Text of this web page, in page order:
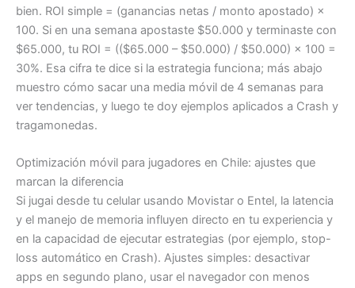
bien. ROI simple = (ganancias netas / monto apostado) ×
100. Si en una semana apostaste $50.000 y terminaste con
$65.000, tu ROI = (($65.000 – $50.000) / $50.000) × 100 =
30%. Esa cifra te dice si la estrategia funciona; más abajo
muestro cómo sacar una media móvil de 4 semanas para
ver tendencias, y luego te doy ejemplos aplicados a Crash y
tragamonedas.
Optimización móvil para jugadores en Chile: ajustes que
marcan la diferencia
Si jugai desde tu celular usando Movistar o Entel, la latencia
y el manejo de memoria influyen directo en tu experiencia y
en la capacidad de ejecutar estrategias (por ejemplo, stop-
loss automático en Crash). Ajustes simples: desactivar
apps en segundo plano, usar el navegador con menos